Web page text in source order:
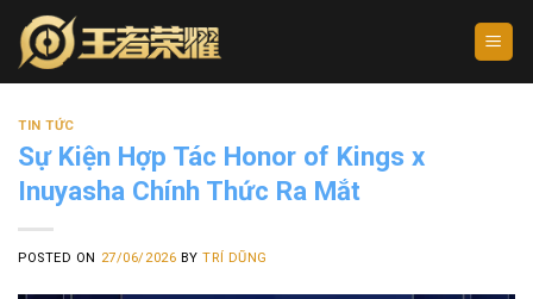
Skip
content
TIN TỨC
Sự Kiện Hợp Tác Honor of Kings x
Inuyasha Chính Thức Ra Mắt
POSTED ON 27/06/2026 BYTRÍ DŨNG